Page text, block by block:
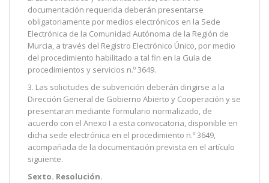
documentación requerida deberán presentarse
obligatoriamente por medios electrónicos en la Sede
Electrónica de la Comunidad Autónoma de la Región de
Murcia, a través del Registro Electrónico Único, por medio
del procedimiento habilitado a tal fin en la Guía de
procedimientos y servicios n.º 3649.
3. Las solicitudes de subvención deberán dirigirse a la
Dirección General de Gobierno Abierto y Cooperación y se
presentaran mediante formulario normalizado, de
acuerdo con el Anexo I a esta convocatoria, disponible en
dicha sede electrónica en el procedimiento n.º 3649,
acompañada de la documentación prevista en el artículo
siguiente.
Sexto. Resolución.